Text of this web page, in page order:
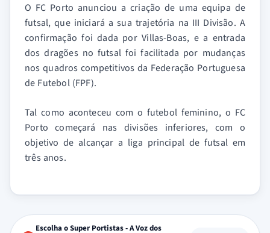
O FC Porto anunciou a criação de uma equipa de
futsal, que iniciará a sua trajetória na III Divisão. A
confirmação foi dada por Villas-Boas, e a entrada
dos dragões no futsal foi facilitada por mudanças
nos quadros competitivos da Federação Portuguesa
de Futebol (FPF).
Tal como aconteceu com o futebol feminino, o FC
Porto começará nas divisões inferiores, com o
objetivo de alcançar a liga principal de futsal em
três anos.
Escolha o Super Portistas - A Voz dos